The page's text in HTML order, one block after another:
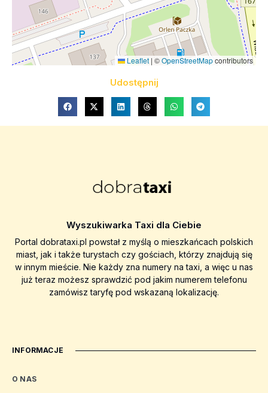
Leaflet | ©OpenStreetMapcontributors
Udostępnij
Wyszukiwarka Taxi dla Ciebie
Portal dobrataxi.pl powstał z myślą o mieszkańcach polskich
miast, jak i także turystach czy gościach, którzy znajdują się
w innym mieście. Nie każdy zna numery na taxi, a więc u nas
już teraz możesz sprawdzić pod jakim numerem telefonu
zamówisz taryfę pod wskazaną lokalizację.
INFORMACJE
O NAS